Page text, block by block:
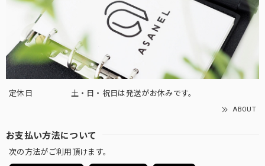
定休日 土・日・祝日は発送がお休みです。
ABOUT
お支払い方法について
次の方法がご利用頂けます。